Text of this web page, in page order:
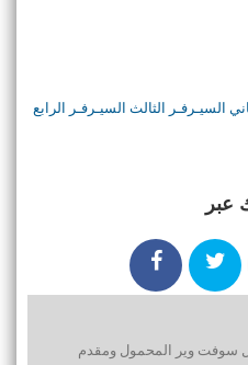
السيـرفـر الثالث السيـرفـر الرابع
عبر
سوفت وير المحمول ومقدم